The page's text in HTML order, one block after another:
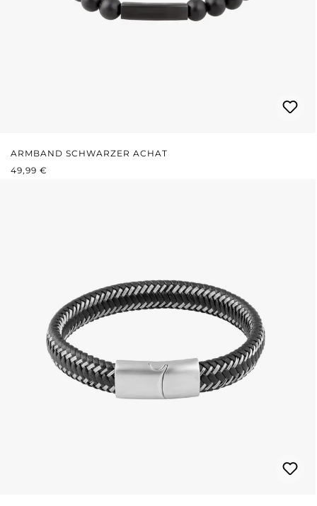
ARMBAND SCHWARZER ACHAT
REGULÄRER PREIS:
49,99 €